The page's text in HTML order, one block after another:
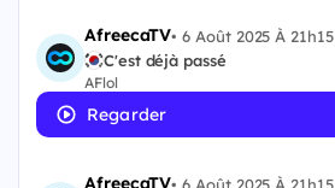
AfreecaTV•6 Août 2025 À 21h15
C'est déjà passé
AFlol
Regarder
AfreecaTV•6 Août 2025 À 21h15